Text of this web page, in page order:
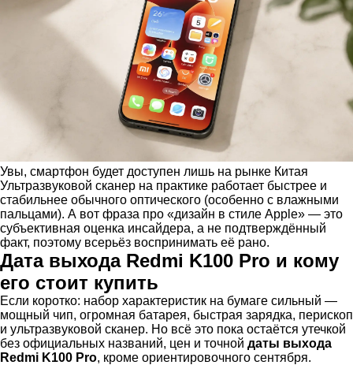
Увы, смартфон будет доступен лишь на рынке Китая
Ультразвуковой сканер на практике работает быстрее и
стабильнее обычного оптического (особенно с влажными
пальцами). А вот фраза про «дизайн в стиле Apple» — это
субъективная оценка инсайдера, а не подтверждённый
факт, поэтому всерьёз воспринимать её рано.
Дата выхода Redmi K100 Pro и кому
его стоит купить
Если коротко: набор характеристик на бумаге сильный —
мощный чип, огромная батарея, быстрая зарядка, перископ
и ультразвуковой сканер. Но всё это пока остаётся утечкой
без официальных названий, цен и точной даты выхода
Redmi K100 Pro, кроме ориентировочного сентября.